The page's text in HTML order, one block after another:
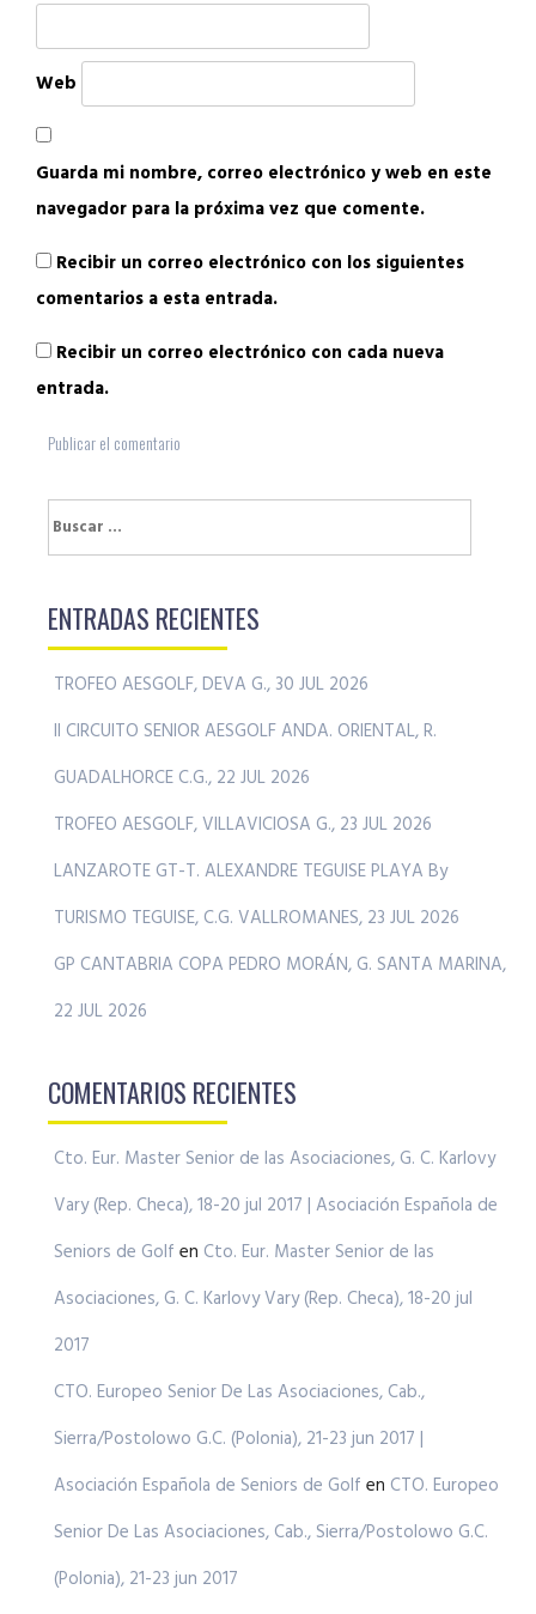
Web
Guarda mi nombre, correo electrónico y web en este
navegador para la próxima vez que comente.
Recibir un correo electrónico con los siguientes
comentarios a esta entrada.
Recibir un correo electrónico con cada nueva
entrada.
Buscar:
ENTRADAS RECIENTES
TROFEO AESGOLF, DEVA G., 30 JUL 2026
II CIRCUITO SENIOR AESGOLF ANDA. ORIENTAL, R.
GUADALHORCE C.G., 22 JUL 2026
TROFEO AESGOLF, VILLAVICIOSA G., 23 JUL 2026
LANZAROTE GT-T. ALEXANDRE TEGUISE PLAYA By
TURISMO TEGUISE, C.G. VALLROMANES, 23 JUL 2026
GP CANTABRIA COPA PEDRO MORÁN, G. SANTA MARINA,
22 JUL 2026
COMENTARIOS RECIENTES
Cto. Eur. Master Senior de las Asociaciones, G. C. Karlovy
Vary (Rep. Checa), 18-20 jul 2017 | Asociación Española de
Seniors de Golf en Cto. Eur. Master Senior de las
Asociaciones, G. C. Karlovy Vary (Rep. Checa), 18-20 jul
2017
CTO. Europeo Senior De Las Asociaciones, Cab.,
Sierra/Postolowo G.C. (Polonia), 21-23 jun 2017 |
Asociación Española de Seniors de Golf en CTO. Europeo
Senior De Las Asociaciones, Cab., Sierra/Postolowo G.C.
(Polonia), 21-23 jun 2017